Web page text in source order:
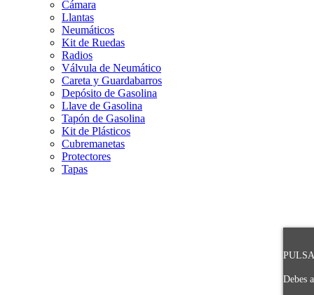
Cámara
Llantas
Neumáticos
Kit de Ruedas
Radios
Válvula de Neumático
Careta y Guardabarros
Depósito de Gasolina
Llave de Gasolina
Tapón de Gasolina
Kit de Plásticos
Cubremanetas
Protectores
Tapas
Debes